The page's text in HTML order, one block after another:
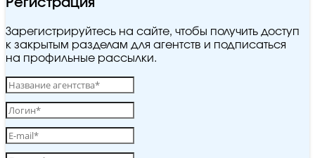
Регистрация
Зарегистрируйтесь на сайте, чтобы получить доступ
к закрытым разделам для агентств и подписаться
на профильные рассылки.